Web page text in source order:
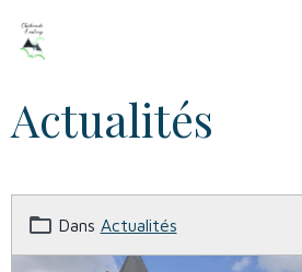
Actualités
Dans Actualités